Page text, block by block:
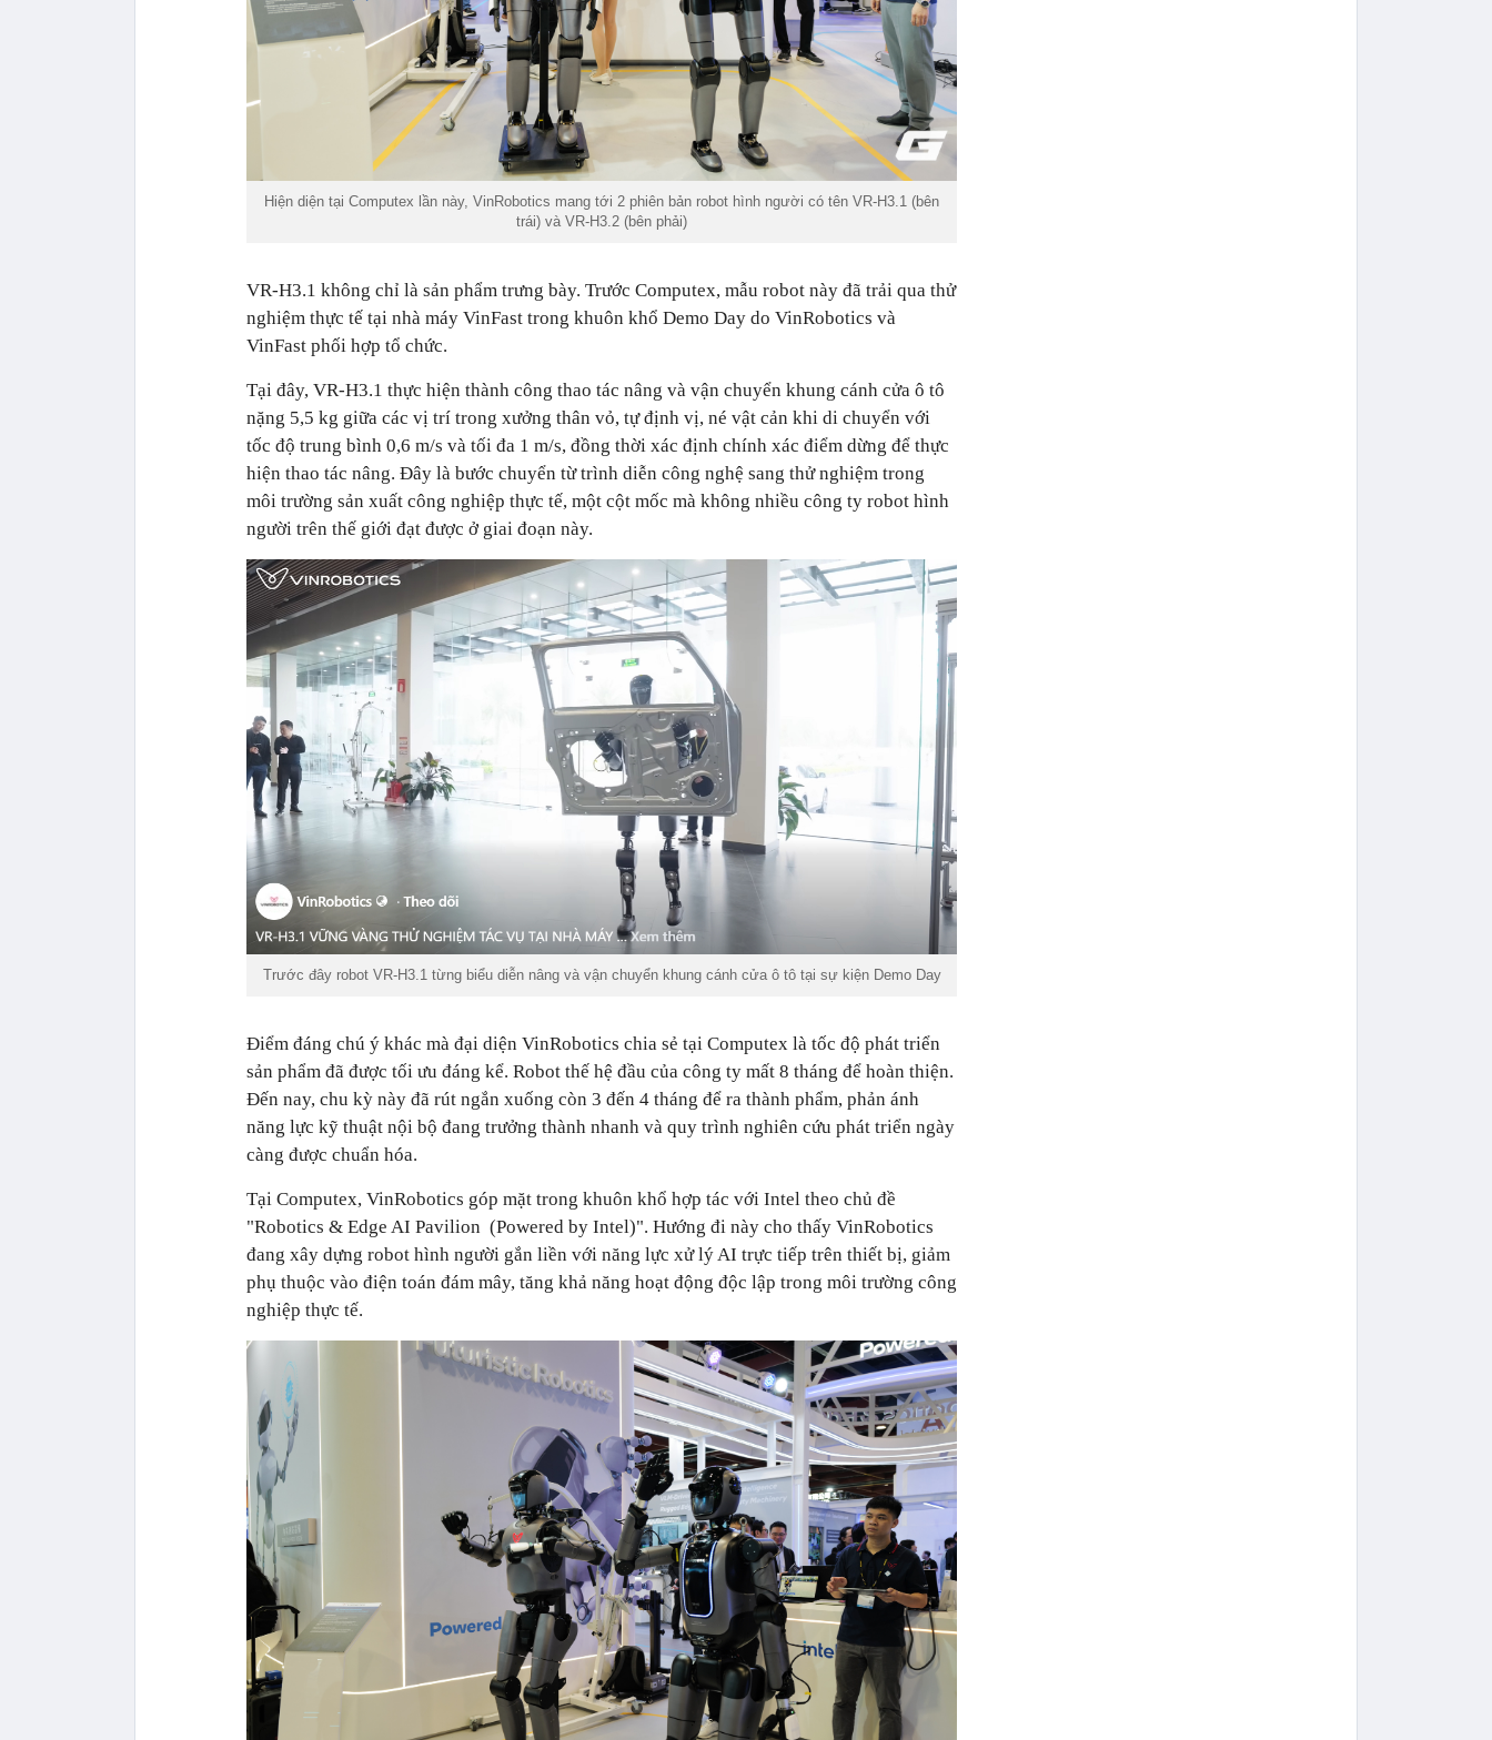
Hiện diện tại Computex lần này, VinRobotics mang tới 2 phiên bản robot hình người có tên VR-H3.1 (bên
trái) và VR-H3.2 (bên phải)
VR-H3.1 không chỉ là sản phẩm trưng bày. Trước Computex, mẫu robot này đã trải qua thử
nghiệm thực tế tại nhà máy VinFast trong khuôn khổ Demo Day do VinRobotics và
VinFast phối hợp tổ chức.
Tại đây, VR-H3.1 thực hiện thành công thao tác nâng và vận chuyển khung cánh cửa ô tô
nặng 5,5 kg giữa các vị trí trong xưởng thân vỏ, tự định vị, né vật cản khi di chuyển với
tốc độ trung bình 0,6 m/s và tối đa 1 m/s, đồng thời xác định chính xác điểm dừng để thực
hiện thao tác nâng. Đây là bước chuyển từ trình diễn công nghệ sang thử nghiệm trong
môi trường sản xuất công nghiệp thực tế, một cột mốc mà không nhiều công ty robot hình
người trên thế giới đạt được ở giai đoạn này.
Trước đây robot VR-H3.1 từng biểu diễn nâng và vận chuyển khung cánh cửa ô tô tại sự kiện Demo Day
Điểm đáng chú ý khác mà đại diện VinRobotics chia sẻ tại Computex là tốc độ phát triển
sản phẩm đã được tối ưu đáng kể. Robot thế hệ đầu của công ty mất 8 tháng để hoàn thiện.
Đến nay, chu kỳ này đã rút ngắn xuống còn 3 đến 4 tháng để ra thành phẩm, phản ánh
năng lực kỹ thuật nội bộ đang trưởng thành nhanh và quy trình nghiên cứu phát triển ngày
càng được chuẩn hóa.
Tại Computex, VinRobotics góp mặt trong khuôn khổ hợp tác với Intel theo chủ đề
"Robotics & Edge AI Pavilion (Powered by Intel)". Hướng đi này cho thấy VinRobotics
đang xây dựng robot hình người gắn liền với năng lực xử lý AI trực tiếp trên thiết bị, giảm
phụ thuộc vào điện toán đám mây, tăng khả năng hoạt động độc lập trong môi trường công
nghiệp thực tế.